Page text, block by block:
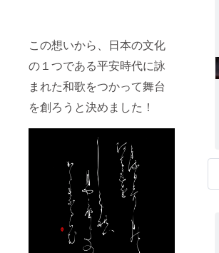
この想いから、日本の文化
の１つである平安時代に詠
まれた和歌をつかって舞台
を創ろうと決めました！